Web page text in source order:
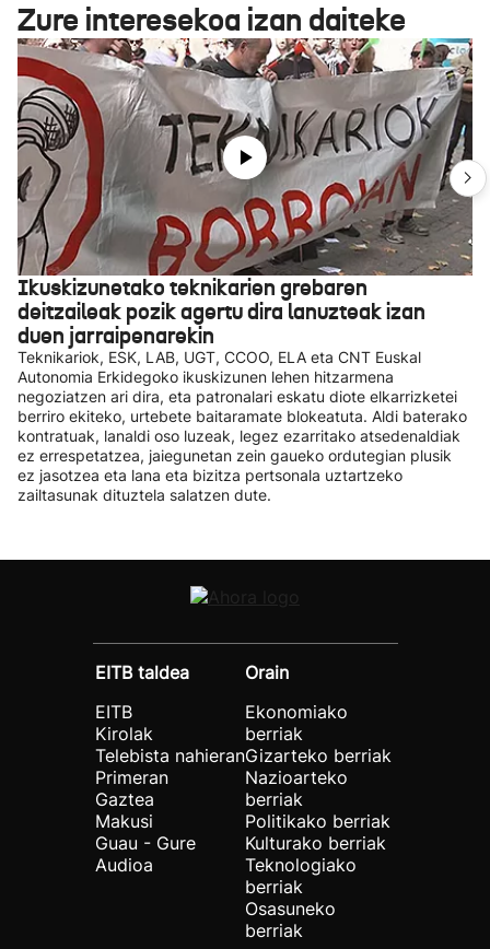
Zure interesekoa izan daiteke
Ikuskizunetako teknikarien grebaren
deitzaileak pozik agertu dira lanuzteak izan
duen jarraipenarekin
Teknikariok, ESK, LAB, UGT, CCOO, ELA eta CNT Euskal
Autonomia Erkidegoko ikuskizunen lehen hitzarmena
negoziatzen ari dira, eta patronalari eskatu diote elkarrizketei
berriro ekiteko, urtebete baitaramate blokeatuta. Aldi baterako
kontratuak, lanaldi oso luzeak, legez ezarritako atsedenaldiak
ez errespetatzea, jaiegunetan zein gaueko ordutegian plusik
ez jasotzea eta lana eta bizitza pertsonala uztartzeko
zailtasunak dituztela salatzen dute.
EITB taldea
EITB
Kirolak
Telebista nahieran
Primeran
Gaztea
Makusi
Guau - Gure
Audioa
Orain
Ekonomiako
berriak
Gizarteko berriak
Nazioarteko
berriak
Politikako berriak
Kulturako berriak
Teknologiako
berriak
Osasuneko
berriak